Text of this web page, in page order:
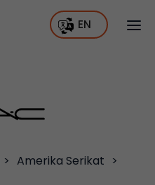
EN
> Amerika Serikat >